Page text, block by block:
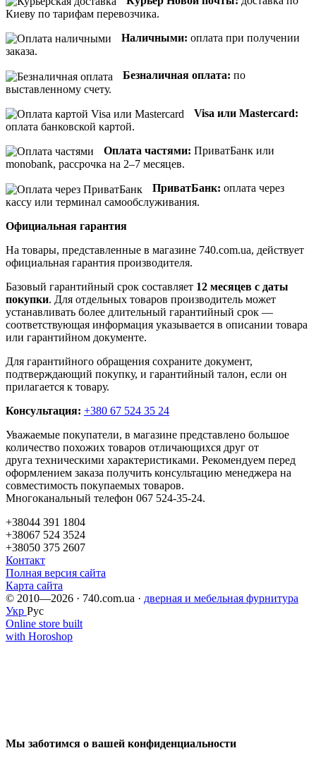
Киеву по тарифам перевозчика.
Наличными: оплата при получении
заказа.
Безналичная оплата: по
выставленному счету.
Visa или Mastercard:
оплата банковской картой.
Оплата частями: ПриватБанк или
monobank, рассрочка на 2–7 месяцев.
ПриватБанк: оплата через
кассу или терминал самообслуживания.
Официальная гарантия
На товары, представленные в магазине 740.com.ua, действует
официальная гарантия производителя.
Базовый гарантийный срок составляет 12 месяцев с даты
покупки. Для отдельных товаров производитель может
устанавливать более длительный гарантийный срок —
соответствующая информация указывается в описании товара
или гарантийном документе.
Для гарантийного обращения сохраните документ,
подтверждающий покупку, и гарантийный талон, если он
прилагается к товару.
Консультация: +380 67 524 35 24
Уважаемые покупатели, в магазине представлено большое
количество похожих товаров отличающихся друг от
друга техническими характеристиками. Рекомендуем перед
оформлением заказа получить консультацию менеджера на
совместимость покупаемых товаров.
Многоканальный телефон 067 524-35-24.
+38044 391 1804
+38067 524 3524
+38050 375 2607
Контакт
Полная версия сайта
Карта сайта
© 2010—2026 · 740.com.ua · дверная и мебельная фурнитура
Укр Рус
Online store built
with Horoshop
Мы заботимся о вашей конфиденциальности